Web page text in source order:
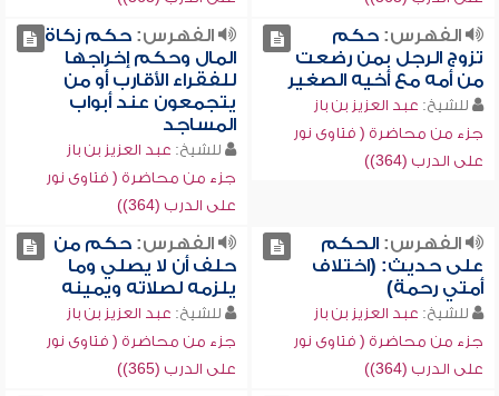
الفهرس:حكم
تزوج الرجل بمن رضعت
من أمه مع أخيه الصغير
للشيخ: عبد العزيز بن باز
جزء من محاضرة ( فتاوى نور
على الدرب (364))
الفهرس:حكم زكاة
المال وحكم إخراجها
للفقراء الأقارب أو من
يتجمعون عند أبواب
المساجد
للشيخ: عبد العزيز بن باز
جزء من محاضرة ( فتاوى نور
على الدرب (364))
الفهرس:الحكم
على حديث: (اختلاف
أمتي رحمة)
للشيخ: عبد العزيز بن باز
جزء من محاضرة ( فتاوى نور
على الدرب (364))
الفهرس:حكم من
حلف أن لا يصلي وما
يلزمه لصلاته ويمينه
للشيخ: عبد العزيز بن باز
جزء من محاضرة ( فتاوى نور
على الدرب (365))